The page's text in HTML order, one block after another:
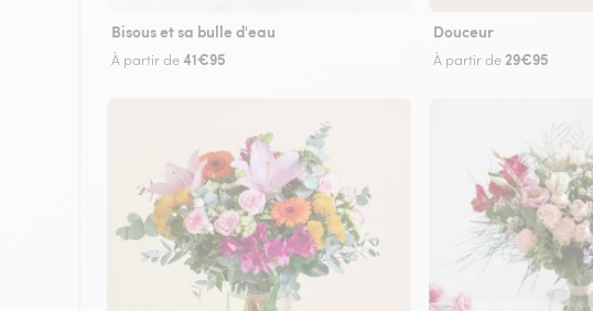
Bisous et sa bulle d'eau
À partir de41€95
Douceur
À partir de 29€95